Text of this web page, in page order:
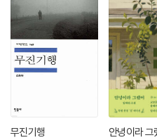
무진기행
안녕이라